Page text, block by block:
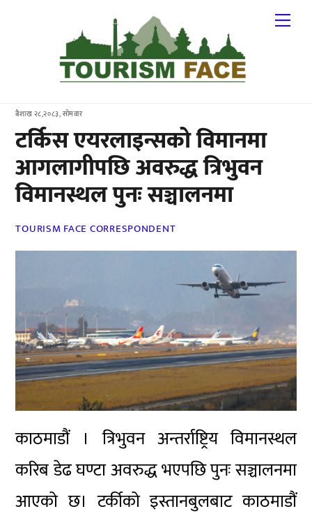
बैशाख २८,२०८३, सोमवार
टर्किस एयरलाइन्सको विमानमा
आगलागीपछि अवरुद्ध त्रिभुवन
विमानस्थल पुनः सञ्चालनमा
TOURISM FACE CORRESPONDENT
काठमाडौं ।त्रिभुवन अन्तर्राष्ट्रिय विमानस्थल
करिब डेढ घण्टा अवरुद्ध भएपछि पुनः सञ्चालनमा
आएको छ। टर्कीको इस्तानबुलबाट काठमाडौं